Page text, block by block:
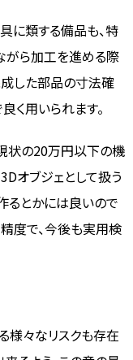
に類する備品も、特
がら加工を進める際
成した部品の寸法確
く用いられます。
状の20万円以下の機
オブジェとして扱う
るとかには良いので
度で、今後も実用検
様々なリスクも存在